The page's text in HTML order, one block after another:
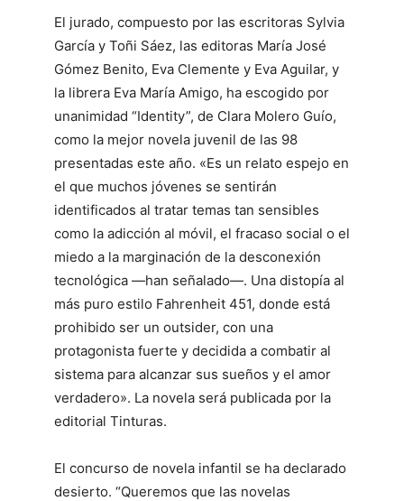
El jurado, compuesto por las escritoras Sylvia
García y Toñi Sáez, las editoras María José
Gómez Benito, Eva Clemente y Eva Aguilar, y
la librera Eva María Amigo, ha escogido por
unanimidad “Identity”, de Clara Molero Guío,
como la mejor novela juvenil de las 98
presentadas este año. «Es un relato espejo en
el que muchos jóvenes se sentirán
identificados al tratar temas tan sensibles
como la adicción al móvil, el fracaso social o el
miedo a la marginación de la desconexión
tecnológica —han señalado—. Una distopía al
más puro estilo Fahrenheit 451, donde está
prohibido ser un outsider, con una
protagonista fuerte y decidida a combatir al
sistema para alcanzar sus sueños y el amor
verdadero». La novela será publicada por la
editorial Tinturas.
El concurso de novela infantil se ha declarado
desierto. “Queremos que las novelas